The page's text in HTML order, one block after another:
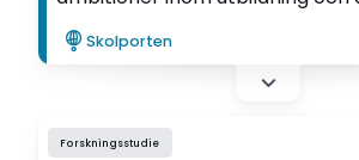
Aslan belyser de positiva
att barn till migranter tar sig in
Skolporten
Forskningsstudie